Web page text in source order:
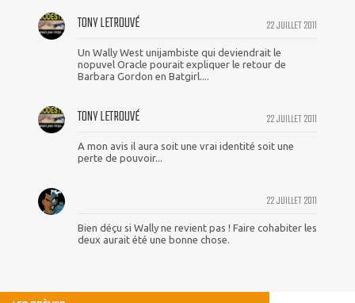
22 JUILLET 2011
TONY LETROUVÉ
Un Wally West unijambiste qui deviendrait le
nopuvel Oracle pourait expliquer le retour de
Barbara Gordon en Batgirl....
22 JUILLET 2011
TONY LETROUVÉ
A mon avis il aura soit une vrai identité soit une
perte de pouvoir...
22 JUILLET 2011
Bien déçu si Wally ne revient pas ! Faire cohabiter les
deux aurait été une bonne chose.